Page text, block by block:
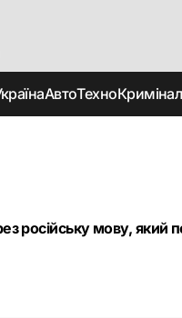
АвтоТехноКримінал
російську мову, який